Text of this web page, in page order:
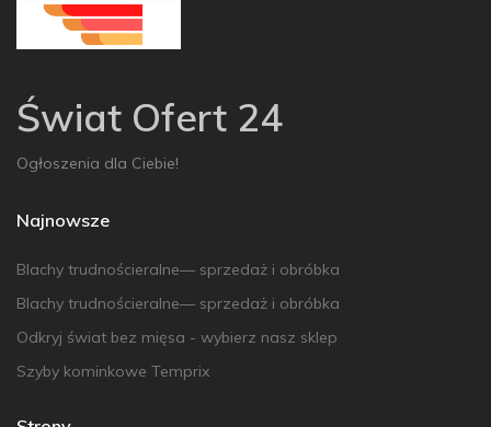
Świat Ofert 24
Ogłoszenia dla Ciebie!
Najnowsze
Blachy trudnościeralne— sprzedaż i obróbka
Blachy trudnościeralne— sprzedaż i obróbka
Odkryj świat bez mięsa - wybierz nasz sklep
Szyby kominkowe Temprix